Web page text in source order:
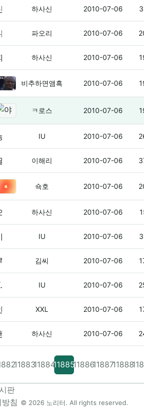
하사신 2010-07-06
(4)
파오리 2010-07-06
(6)
하사신 2010-07-06
야이 나븐새기드랑(2)
비추하면앰흑 2010-07-06
야이늬드랑 아이팟 터치 뚜껑이없
ㅋ로스 2010-07-06
(4)
IU 2010-07-06
(7)
이해리 2010-07-06
날도 선선하니 갠춘하네 ㅋ(5)
쇽호 2010-07-06
(6)
하사신 2010-07-06
(2)
IU 2010-07-06
김씨 2010-07-06
KB카드 중에 쓸만한건 (10)
IU 2010-07-06
(2)
XXL 2010-07-06
(6)
하사신 2010-07-06
118831188411885118861188711888
판
침 © 2026 노리터. All rights reserved.